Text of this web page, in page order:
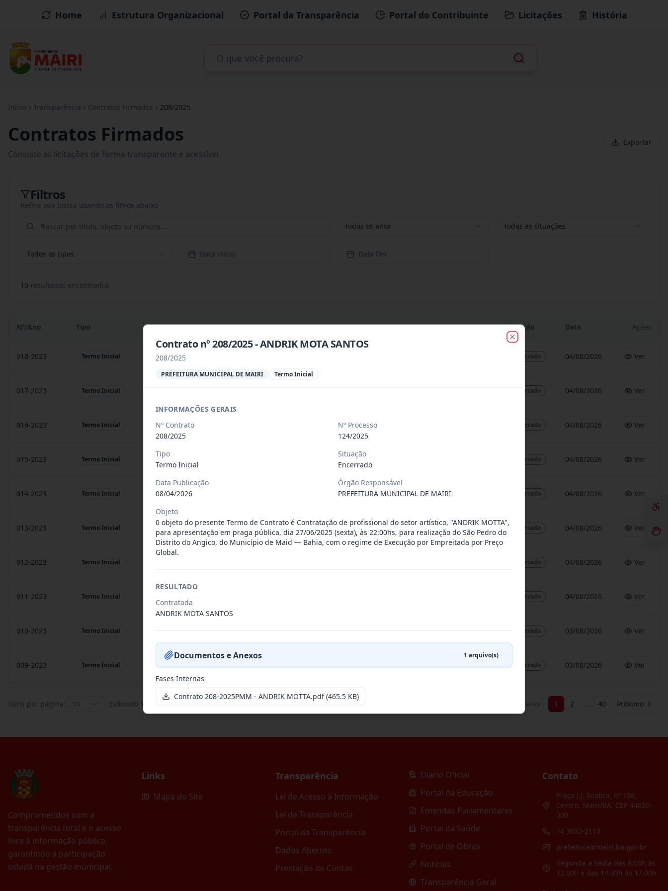
Home Estrutura Organizacional Portal da Transparência Portal do Contribuinte Licitações História
Início Transparência Contratos Firmados 208/2025
Contratos Firmados
Consulte as licitações de forma transparente e acessível.
Exportar
Filtros
Refine sua busca usando os filtros abaixo
Todos os anos Todas as situações
Todos os tipos Data início Data fim
10 resultados encontrados
Nº/Ano Tipo Objeto Situação Data Ações
018-2023 Termo Inicial Contratação de empresa especializada para prestação de servi Encerrado 04/08/2026 Ver
017-2023 Termo Inicial Encerrado 04/08/2026 Ver
016-2023 Termo Inicial prestação de serviços de saúde, de forma complementar junto... Encerrado 04/08/2026 Ver
015-2023 Termo Inicial prestação de sarvigos de saúde, de forma complementar junto... Encerrado 04/08/2026 Ver
014-2023 Termo Inicial Locação de sonorização de pequeno porte e artista musical de... Encerrado 04/08/2026 Ver
013/2023 Termo Inicial Constitui o objeto do presente contrato a contratação de emp... Encerrado 04/08/2026 Ver
012-2023 Termo Inicial Encerrado 04/08/2026 Ver
011-2023 Termo Inicial Encerrado 04/08/2026 Ver
010-2023 Termo Inicial Encerrado 03/08/2026 Ver
009-2023 Termo Inicial Contratação de pessoa jurídica para prestação de serviços de... Encerrado 03/08/2026 Ver
Itens por página: 10 Exibindo 1 de 1 2 … 40 Próximo
Comprometidos com a
transparência total e o acesso
livre à informação pública,
garantindo a participação
cidadã na gestão municipal.
Links
Mapa do Site
Transparência
Lei de Acesso à Informação
Lei de Transparência
Portal da Transparência
Dados Abertos
Prestação de Contas
Diario Oficial
Portal da Educação
Emendas Parlamentares
Portal da Saúde
Portal de Obras
Notícias
Transparência Geral
Contato
Praça J.J. Seabra, nº 138,
Centro, Mairi/BA, CEP 44630-
000
74 3632-2110
prefeitura@mairi.ba.gov.br
Segunda a Sexta das 8:00h às
12:00h e das 14:00h às 17:00h
Contrato nº 208/2025 - ANDRIK MOTA SANTOS
208/2025
PREFEITURA MUNICIPAL DE MAIRI Termo Inicial
INFORMAÇÕES GERAIS
Nº Contrato
208/2025
Nº Processo
124/2025
Tipo
Termo Inicial
Situação
Encerrado
Data Publicação
08/04/2026
Órgão Responsável
PREFEITURA MUNICIPAL DE MAIRI
Objeto
0 objeto do presente Termo de Contrato é Contratação de profissional do setor artístico, "ANDRIK MOTTA",
para apresentação em praga pública, dia 27/06/2025 (sexta), às 22:00hs, para realização do São Pedro do
Distrito do Angico, do Município de Maid — Bahia, com o regime de Execução por Empreitada por Preço
Global.
RESULTADO
Contratada
ANDRIK MOTA SANTOS
Documentos e Anexos 1 arquivo(s)
Fases Internas
Contrato 208-2025PMM - ANDRIK MOTTA.pdf(465.5 KB)
Close